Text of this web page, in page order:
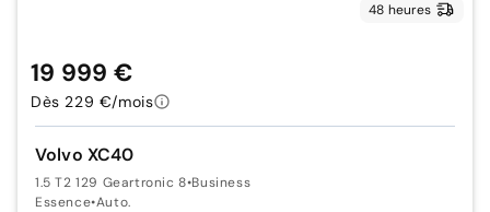
48 heures
Volvo XC40
1.5 T2 129 Geartronic 8•Business
Essence•Auto.
19 999 €
Dès 229 €/mois